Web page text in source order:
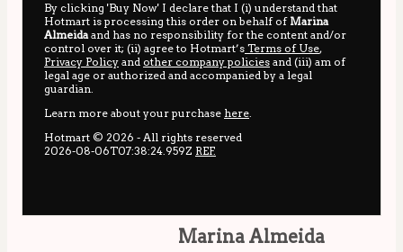
By clicking 'Buy Now' I declare that I (i) understand that
Hotmart is processing this order on behalf of Marina
Almeidaand has no responsibility for the content and/or
control over it; (ii) agree to Hotmart’s Terms of Use,
Privacy Policy and other company policies and (iii) am of
legal age or authorized and accompanied by a legal
guardian.
Learn more about your purchase here.
Hotmart © 2026 - All rights reserved
2026-08-06T07:38:24.959Z REF.
Marina Almeida